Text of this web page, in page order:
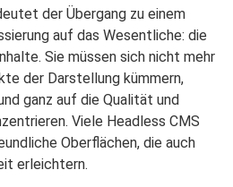
der Übergang zu einem
auf das Wesentliche: die
Sie müssen sich nicht mehr
der Darstellung kümmern,
ganz auf die Qualität und
Viele Headless CMS
Oberflächen, die auch
erleichtern.